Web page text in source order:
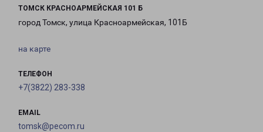
ТОМСК КРАСНОАРМЕЙСКАЯ 101 Б
город Томск, улица Красноармейская, 101Б
на карте
ТЕЛЕФОН
+7(3822) 283-338
EMAIL
tomsk@pecom.ru